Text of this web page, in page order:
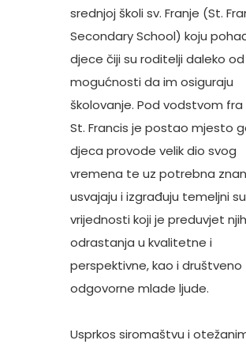
srednjoj školi sv. Franje (St.
Secondary School) koju
djece čiji su roditelji daleko od
mogućnosti da im osiguraju
školovanje. Pod vodstvom fra
St. Francis je postao mjesto
djeca provode velik dio svog
vremena te uz potrebna
usvajaju i izgrađuju temeljni
vrijednosti koji je preduvjet
odrastanja u kvalitetne i
perspektivne, kao i društveno
odgovorne mlade ljude.
Usprkos siromaštvu i